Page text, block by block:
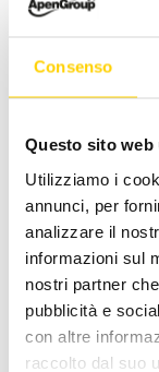
Consenso
Questo sito
Utilizziamo i
annunci, per
analizzare il
informazioni sul
nostri partner
pubblicità e
con altre
raccolto dal suo
Post